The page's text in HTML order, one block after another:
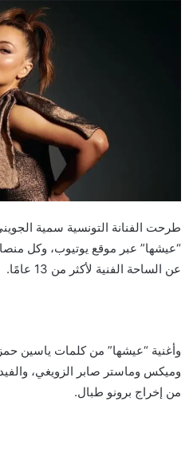
طرحت الفنانة التونسية سمية
“عيشها” عبر موقع يوتيوب، وكل
عن الساحة الفنية لأكثر من 13 عامًا.
وأغنية “عيشها” من كلمات ياسين
وميكس وماستر صابر الزويغي،
من إخراج برونو طبال.